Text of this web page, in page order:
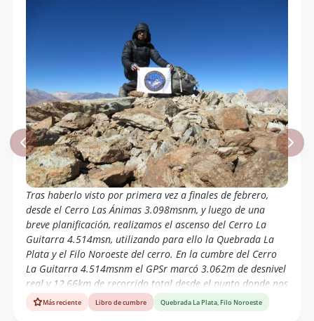
Tras haberlo visto por primera vez a finales de febrero,
desde el Cerro Las Ánimas 3.098msnm, y luego de una
breve planificación, realizamos el ascenso del Cerro La
Guitarra 4.514msn, utilizando para ello la Quebrada La
Plata y el Filo Noroeste del cerro. En la cumbre del Cerro
La Guitarra 4.514msnm el GPSr marcó 3.062m de desnivel
real y 12,66km de recorrido total desde el punto donde nos
dejó el vehículo, luego de 13,0 horas de ascenso. Algunas
fotos del ascenso realizado:
Más reciente Libro de cumbre Quebrada La Plata, Filo Noroeste